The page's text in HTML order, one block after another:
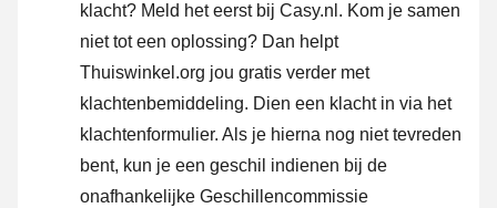
klacht? Meld het eerst bij Casy.nl. Kom je samen
niet tot een oplossing? Dan helpt
Thuiswinkel.org jou gratis verder met
klachtenbemiddeling. Dien een klacht in via het
klachtenformulier. Als je hierna nog niet tevreden
bent, kun je een geschil indienen bij de
onafhankelijke Geschillencommissie